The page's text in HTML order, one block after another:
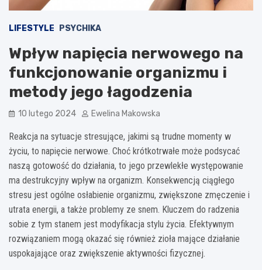
LIFESTYLE PSYCHIKA
Wpływ napięcia nerwowego na
funkcjonowanie organizmu i
metody jego łagodzenia
10 lutego 2024 Ewelina Makowska
Reakcja na sytuacje stresujące, jakimi są trudne momenty w
życiu, to napięcie nerwowe. Choć krótkotrwałe może podsycać
naszą gotowość do działania, to jego przewlekłe występowanie
ma destrukcyjny wpływ na organizm. Konsekwencją ciągłego
stresu jest ogólne osłabienie organizmu, zwiększone zmęczenie i
utrata energii, a także problemy ze snem. Kluczem do radzenia
sobie z tym stanem jest modyfikacja stylu życia. Efektywnym
rozwiązaniem mogą okazać się również zioła mające działanie
uspokajające oraz zwiększenie aktywności fizycznej.